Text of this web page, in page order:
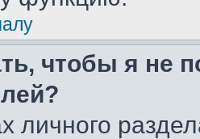
чтобы я не
личного